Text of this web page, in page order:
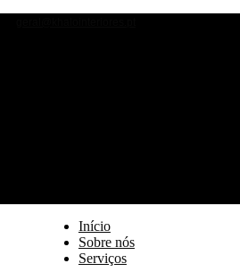
Início
Sobre nós
Serviços